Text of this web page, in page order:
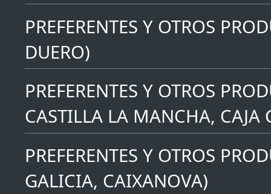
PREFERENTES Y OTROS
DUERO)
PREFERENTES Y OTROS
CASTILLA LA MANCHA, CAJA
PREFERENTES Y OTROS
GALICIA, CAIXANOVA)